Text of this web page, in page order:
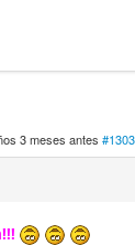
3 meses antes